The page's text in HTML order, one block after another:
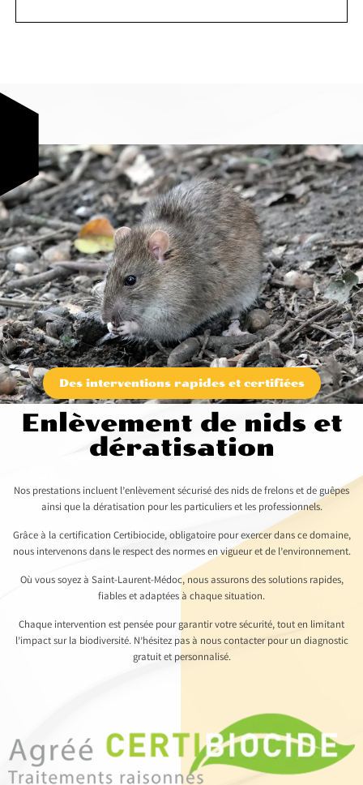
Des interventions rapides et certifiées
Enlèvement de nids et
dératisation
Nos prestations incluent l’enlèvement sécurisé des nids de frelons et de guêpes
ainsi que la dératisation pour les particuliers et les professionnels.
Grâce à la certification Certibiocide, obligatoire pour exercer dans ce domaine,
nous intervenons dans le respect des normes en vigueur et de l’environnement.
Où vous soyez à Saint-Laurent-Médoc, nous assurons des solutions rapides,
fiables et adaptées à chaque situation.
Chaque intervention est pensée pour garantir votre sécurité, tout en limitant
l’impact sur la biodiversité. N’hésitez pas à nous contacter pour un diagnostic
gratuit et personnalisé.